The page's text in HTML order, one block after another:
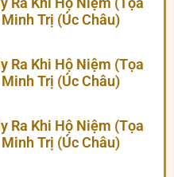
Trị (Úc Châu)
Ra Khi Hộ Niệm (Tọa
Trị (Úc Châu)
Ra Khi Hộ Niệm (Tọa
Trị (Úc Châu)